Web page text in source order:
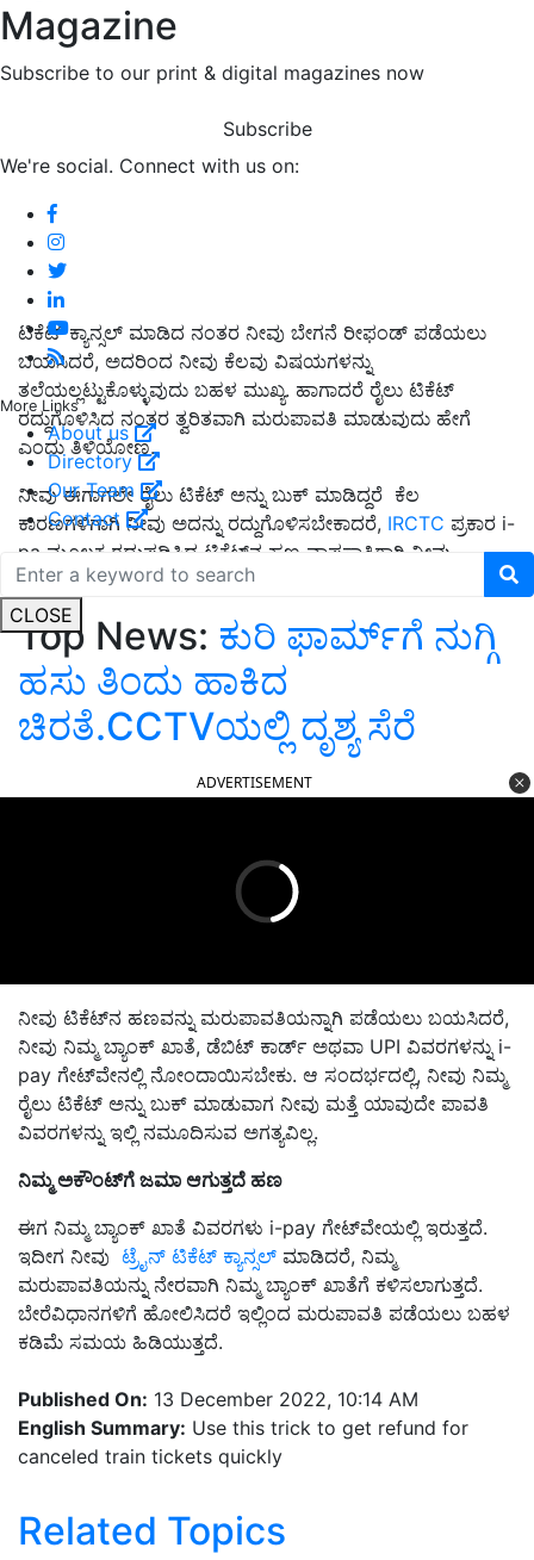
Magazine
Subscribe to our print & digital magazines now
Subscribe
We're social. Connect with us on:
More Links
About us
Directory
Our Team
Contact
CLOSE
ಟಿಕೆಟ್ ಕ್ಯಾನ್ಸಲ್‌ ಮಾಡಿದ ನಂತರ ನೀವು ಬೇಗನೆ ರೀಫಂಡ್‌ ಪಡೆಯಲು
ಬಯಸಿದರೆ, ಅದರಿಂದ ನೀವು ಕೆಲವು ವಿಷಯಗಳನ್ನು
ತಲೆಯಲ್ಲಟ್ಟುಕೊಳ್ಳುವುದು ಬಹಳ ಮುಖ್ಯ. ಹಾಗಾದರೆ ರೈಲು ಟಿಕೆಟ್
ರದ್ದುಗೊಳಿಸಿದ ನಂತರ ತ್ವರಿತವಾಗಿ ಮರುಪಾವತಿ ಮಾಡುವುದು ಹೇಗೆ
ಎಂದು ತಿಳಿಯೋಣ.
ನೀವು ಈಗಾಗಲೇ ರೈಲು ಟಿಕೆಟ್ ಅನ್ನು ಬುಕ್ ಮಾಡಿದ್ದರೆ ಕೆಲ
ಕಾರಣಗಳಿಗಾಗಿ ನೀವು ಅದನ್ನು ರದ್ದುಗೊಳಿಸಬೇಕಾದರೆ, IRCTC ಪ್ರಕಾರ i-
pa ಮೂಲಕ ರದ್ದುಪಡಿಸಿದ ಟಿಕೆಟ್‌ನ ಹಣ ವಾಪಸ್ಸಾತಿಗಾಗಿ ನೀವು
ಕಾಯುವ ಅಗತ್ಯ ಇರುವುದಿಲ್ಲ.
Top News: ಕುರಿ ಫಾರ್ಮ್‌ಗೆ ನುಗ್ಗಿ
ಹಸು ತಿಂದು ಹಾಕಿದ
ಚಿರತೆ.CCTVಯಲ್ಲಿ ದೃಶ್ಯ ಸೆರೆ
ADVERTISEMENT
ನೀವು ಟಿಕೆಟ್‌ನ ಹಣವನ್ನು ಮರುಪಾವತಿಯನ್ನಾಗಿ ಪಡೆಯಲು ಬಯಸಿದರೆ,
ನೀವು ನಿಮ್ಮ ಬ್ಯಾಂಕ್ ಖಾತೆ, ಡೆಬಿಟ್ ಕಾರ್ಡ್ ಅಥವಾ UPI ವಿವರಗಳನ್ನು i-
pay ಗೇಟ್‌ವೇನಲ್ಲಿ ನೋಂದಾಯಿಸಬೇಕು. ಆ ಸಂದರ್ಭದಲ್ಲಿ, ನೀವು ನಿಮ್ಮ
ರೈಲು ಟಿಕೆಟ್ ಅನ್ನು ಬುಕ್ ಮಾಡುವಾಗ ನೀವು ಮತ್ತೆ ಯಾವುದೇ ಪಾವತಿ
ವಿವರಗಳನ್ನು ಇಲ್ಲಿ ನಮೂದಿಸುವ ಅಗತ್ಯವಿಲ್ಲ.
ನಿಮ್ಮ ಅಕೌಂಟ್‌ಗೆ ಜಮಾ ಆಗುತ್ತದೆ ಹಣ
ಈಗ ನಿಮ್ಮ ಬ್ಯಾಂಕ್ ಖಾತೆ ವಿವರಗಳು i-pay ಗೇಟ್‌ವೇಯಲ್ಲಿ ಇರುತ್ತದೆ.
ಇದೀಗ ನೀವು ಟ್ರೈನ್‌ ಟಿಕೆಟ್ ಕ್ಯಾನ್ಸಲ್‌ ಮಾಡಿದರೆ, ನಿಮ್ಮ
ಮರುಪಾವತಿಯನ್ನು ನೇರವಾಗಿ ನಿಮ್ಮ ಬ್ಯಾಂಕ್ ಖಾತೆಗೆ ಕಳಿಸಲಾಗುತ್ತದೆ.
ಬೇರೆವಿಧಾನಗಳಿಗೆ ಹೋಲಿಸಿದರೆ ಇಲ್ಲಿಂದ ಮರುಪಾವತಿ ಪಡೆಯಲು ಬಹಳ
ಕಡಿಮೆ ಸಮಯ ಹಿಡಿಯುತ್ತದೆ.
Published On: 13 December 2022, 10:14 AM
English Summary: Use this trick to get refund for
canceled train tickets quickly
Related Topics